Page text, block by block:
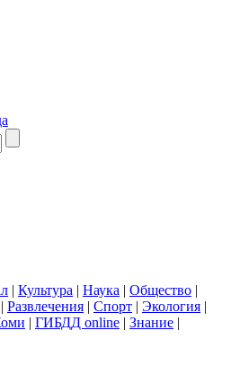
| Культура | Наука | Общество |
| Развлечения | Спорт | Экология |
| ГИБДД online | Знание |